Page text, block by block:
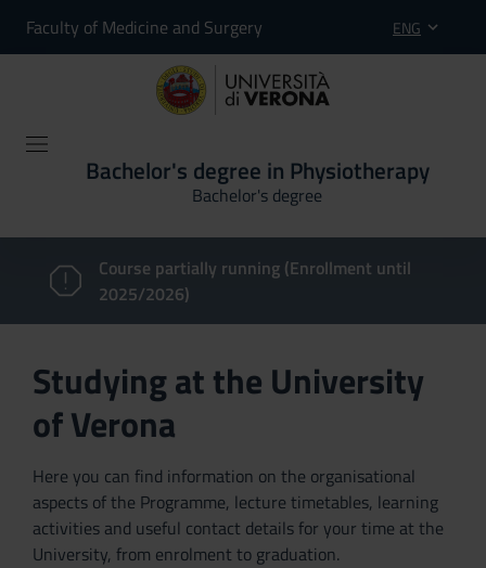
Faculty of Medicine and Surgery ENG
Bachelor's degree in Physiotherapy
Bachelor's degree
Course partially running (Enrollment until
2025/2026)
Studying at the University
of Verona
Here you can find information on the organisational
aspects of the Programme, lecture timetables, learning
activities and useful contact details for your time at the
University, from enrolment to graduation.